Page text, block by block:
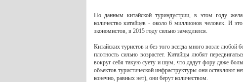
По данным китайской туриндустрии, в этом году
количество китайцев - около 6 миллионов человек. И
экономистов, в 2015 году сильно замедлился.
Китайских туристов и без того всегда много возле любой
плотность сильно возрастет. Китайцы любят
вокруг себя такую суету и шум, что дадут фору даже
объектов туристической инфраструктуры они оставляют
конечно, равных нет), они берут количеством.